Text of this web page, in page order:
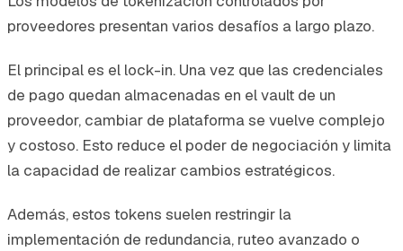
proveedores presentan varios desafíos a largo plazo.
El principal es el lock-in. Una vez que las credenciales
de pago quedan almacenadas en el vault de un
proveedor, cambiar de plataforma se vuelve complejo
y costoso. Esto reduce el poder de negociación y limita
la capacidad de realizar cambios estratégicos.
Además, estos tokens suelen restringir la
implementación de redundancia, ruteo avanzado o